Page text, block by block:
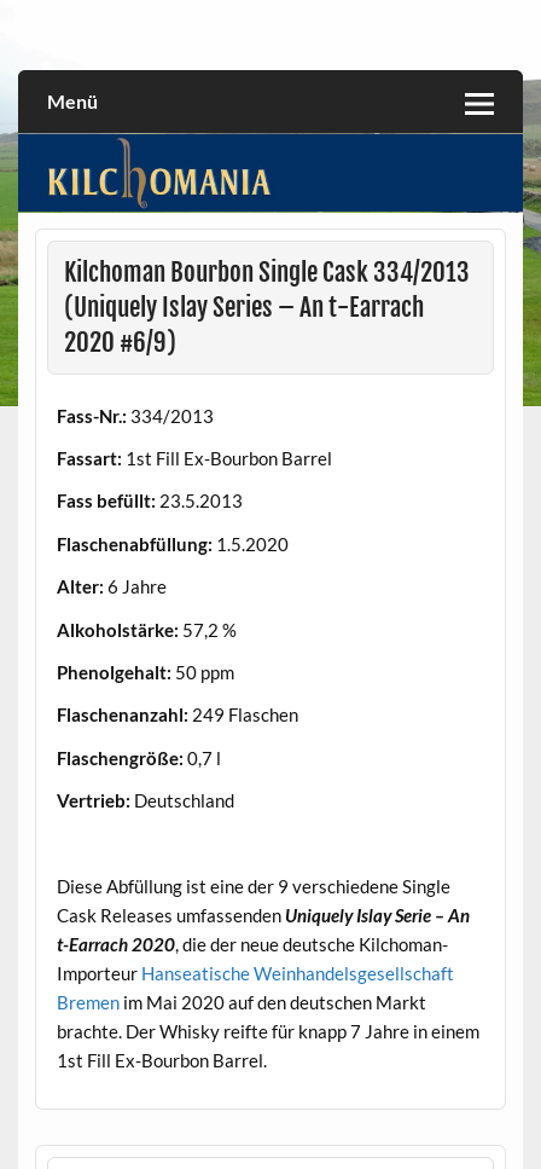
Menü
Kilchoman Bourbon Single Cask 334/2013
(Uniquely Islay Series – An t-Earrach
2020 #6/9)
Fass-Nr.: 334/2013
Fassart: 1st Fill Ex-Bourbon Barrel
Fass befüllt: 23.5.2013
Flaschenabfüllung: 1.5.2020
Alter: 6 Jahre
Alkoholstärke: 57,2 %
Phenolgehalt: 50 ppm
Flaschenanzahl: 249 Flaschen
Flaschengröße: 0,7 l
Vertrieb: Deutschland
Diese Abfüllung ist eine der 9 verschiedene Single
Cask Releases umfassenden Uniquely Islay Serie – An
t-Earrach 2020, die der neue deutsche Kilchoman-
Importeur Hanseatische Weinhandelsgesellschaft
Bremenim Mai 2020 auf den deutschen Markt
brachte. Der Whisky reifte für knapp 7 Jahre in einem
1st Fill Ex-Bourbon Barrel.